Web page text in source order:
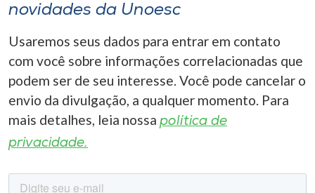
novidades da Unoesc
Usaremos seus dados para entrar em contato
com você sobre informações correlacionadas que
podem ser de seu interesse. Você pode cancelar o
envio da divulgação, a qualquer momento. Para
mais detalhes, leia nossa política de
privacidade.